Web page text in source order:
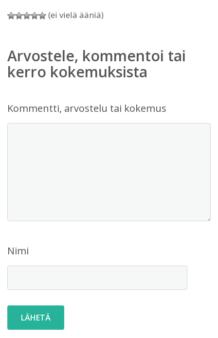
(ei vielä ääniä)
Arvostele, kommentoi tai
kerro kokemuksista
Kommentti, arvostelu tai kokemus
Nimi